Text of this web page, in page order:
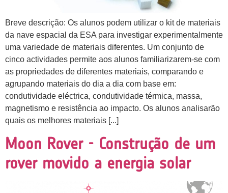
Breve descrição: Os alunos podem utilizar o kit de materiais
da nave espacial da ESA para investigar experimentalmente
uma variedade de materiais diferentes. Um conjunto de
cinco actividades permite aos alunos familiarizarem-se com
as propriedades de diferentes materiais, comparando e
agrupando materiais do dia a dia com base em:
condutividade eléctrica, condutividade térmica, massa,
magnetismo e resistência ao impacto. Os alunos analisarão
quais os melhores materiais [...]
Moon Rover - Construção de um
rover movido a energia solar